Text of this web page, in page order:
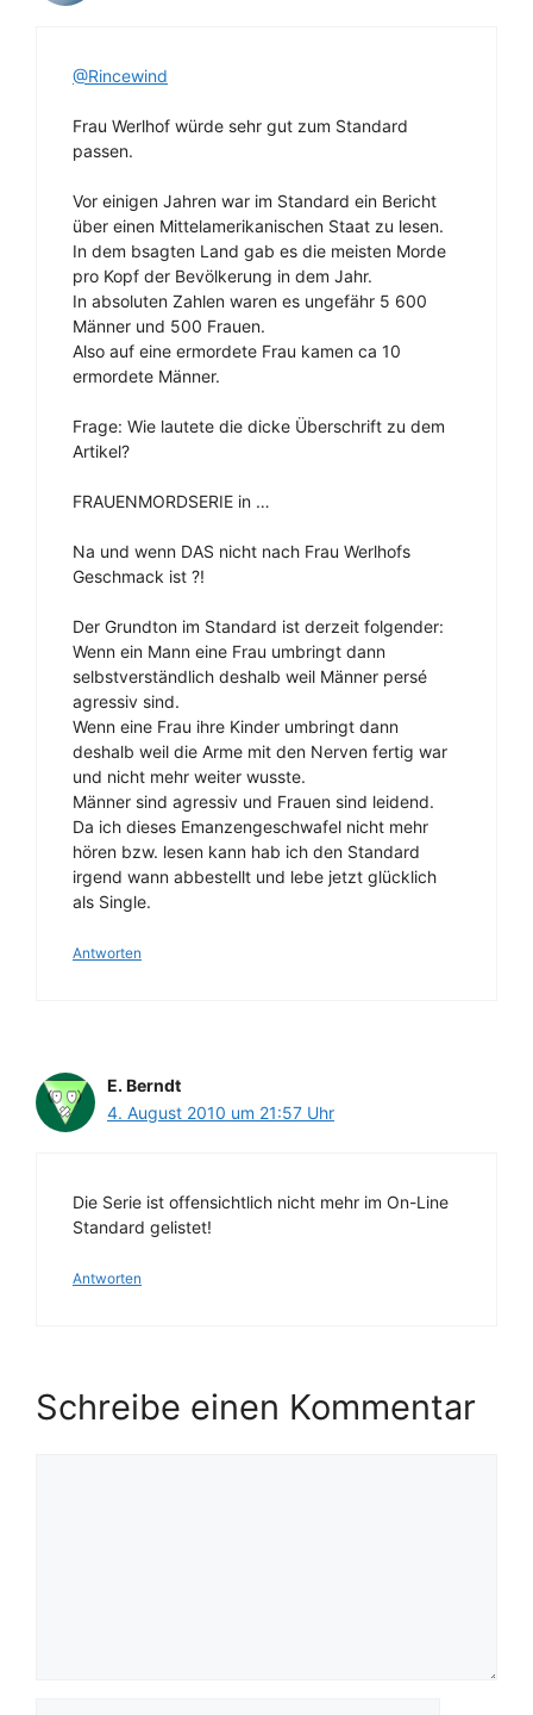
@Rincewind
Frau Werlhof würde sehr gut zum Standard
passen.
Vor einigen Jahren war im Standard ein Bericht
über einen Mittelamerikanischen Staat zu lesen.
In dem bsagten Land gab es die meisten Morde
pro Kopf der Bevölkerung in dem Jahr.
In absoluten Zahlen waren es ungefähr 5 600
Männer und 500 Frauen.
Also auf eine ermordete Frau kamen ca 10
ermordete Männer.
Frage: Wie lautete die dicke Überschrift zu dem
Artikel?
FRAUENMORDSERIE in …
Na und wenn DAS nicht nach Frau Werlhofs
Geschmack ist ?!
Der Grundton im Standard ist derzeit folgender:
Wenn ein Mann eine Frau umbringt dann
selbstverständlich deshalb weil Männer persé
agressiv sind.
Wenn eine Frau ihre Kinder umbringt dann
deshalb weil die Arme mit den Nerven fertig war
und nicht mehr weiter wusste.
Männer sind agressiv und Frauen sind leidend.
Da ich dieses Emanzengeschwafel nicht mehr
hören bzw. lesen kann hab ich den Standard
irgend wann abbestellt und lebe jetzt glücklich
als Single.
Antworten
E. Berndt
4. August 2010 um 21:57 Uhr
Die Serie ist offensichtlich nicht mehr im On-Line
Standard gelistet!
Antworten
Schreibe einen Kommentar